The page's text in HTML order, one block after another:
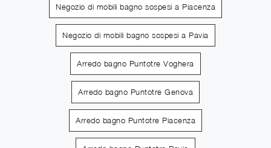
Negozio di mobili bagno sospesi a Piacenza
Negozio di mobili bagno sospesi a Pavia
Arredo bagno Puntotre Voghera
Arredo bagno Puntotre Genova
Arredo bagno Puntotre Piacenza